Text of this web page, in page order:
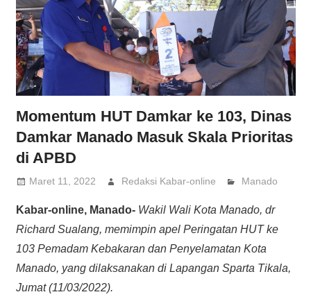
Momentum HUT Damkar ke 103, Dinas
Damkar Manado Masuk Skala Prioritas
di APBD
Maret 11, 2022 Redaksi Kabar-online Manado
Kabar-online, Manado- Wakil Wali Kota Manado, dr
Richard Sualang, memimpin apel Peringatan HUT ke
103 Pemadam Kebakaran dan Penyelamatan Kota
Manado, yang dilaksanakan di Lapangan Sparta Tikala,
Jumat (11/03/2022).